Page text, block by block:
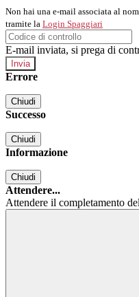
Non hai una e-mail associata al
tramite la Login Spaggiari
E-mail inviata, si prega di
Errore
Chiudi
Successo
Chiudi
Informazione
Chiudi
Attendere...
Attendere il completamento